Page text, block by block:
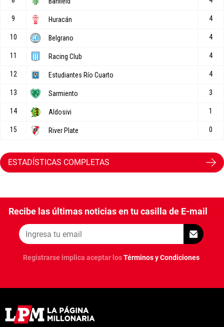
ESTADÍSTICAS COMPLETAS
Recibe las últimas noticias en tu casilla de E-mail
Registrarse implica aceptar losTérminos y Condiciones